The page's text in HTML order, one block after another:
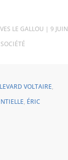
LE GALLOU | 9 JUIN
SOCIÉTÉ
VOLTAIRE,
, ÉRIC